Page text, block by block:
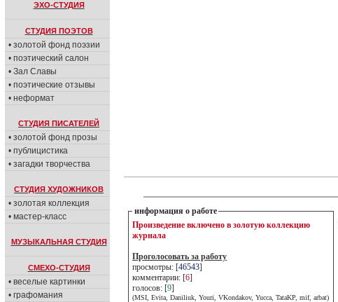
ЭХО-СТУДИЯ
СТУДИЯ ПОЭТОВ
• золотой фонд поэзии
• поэтический салон
• Зал Славы
• поэтические отзывы
• неформат
СТУДИЯ ПИСАТЕЛЕЙ
• золотой фонд прозы
• публицистика
• загадки творчества
СТУДИЯ ХУДОЖНИКОВ
• золотая коллекция
• мастер-класс
МУЗЫКАЛЬНАЯ СТУДИЯ
СМЕХО-СТУДИЯ
• веселые картинки
• графомания
информация о работе
Произведение включено в золотую коллекцию
журнала
Проголосовать за работу
просмотры: [46543]
комментарии: [6]
голосов: [9]
(MSI, Evita, Daniliuk, Youri, VKondakov, Yucca, TataKP, mif, arbat)